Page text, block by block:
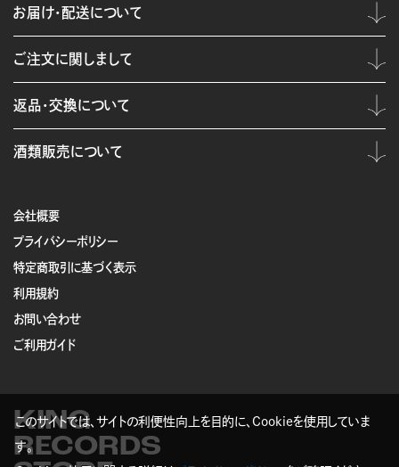
会社概要
プライバシーポリシー
特定商取引に基づく表示
利用規約
お問い合わせ
ご利用ガイド
KING
RECORDS
お届け・配送について
ご注文に関しまして
返品・交換について
酒類販売について
このサイトでは、サイトの利便性向上を目的に、Cookieを使用していま
す。